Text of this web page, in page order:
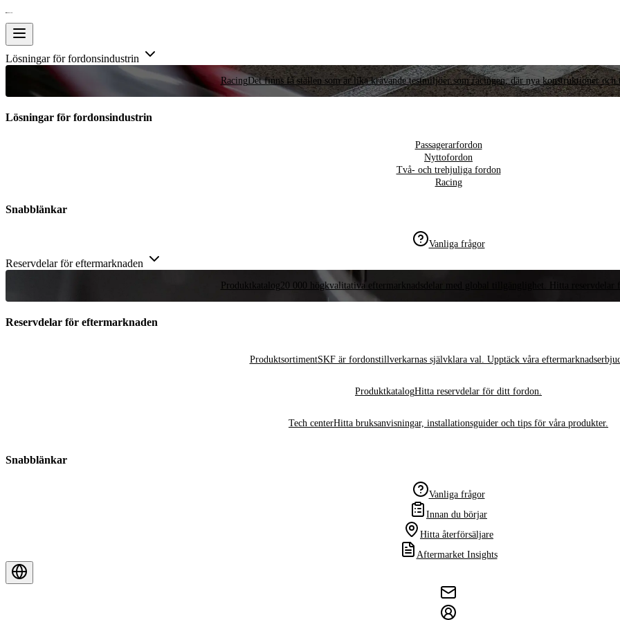
Lösningar för fordonsindustrin
RacingDet finns få ställen som är lika krävande testmiljöer som racingen, där nya konstruktioner och
Lösningar för fordonsindustrin
Passagerarfordon
Nyttofordon
Två- och trehjuliga fordon
Racing
Snabblänkar
Vanliga frågor
Reservdelar för eftermarknaden
Produktkatalog20 000 högkvalitativa eftermarknadsdelar med global tillgänglighet. Hitta reservdelar
Reservdelar för eftermarknaden
ProduktsortimentSKF är fordonstillverkarnas självklara val. Upptäck våra
ProduktkatalogHitta reservdelar för ditt fordon.
Tech centerHitta bruksanvisningar, installationsguider och tips för våra produkter.
Snabblänkar
Vanliga frågor
Innan du börjar
Hitta återförsäljare
Aftermarket Insights